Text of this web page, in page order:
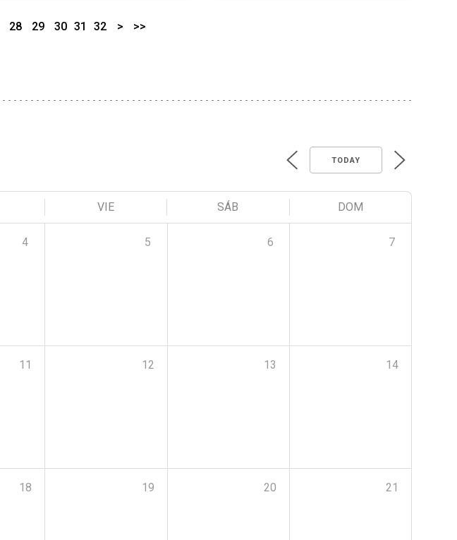
28 29 30 31 32 > >>
TODAY
VIE SÁB DOM
4 5 6 7
11 12 13 14
18 19 20 21